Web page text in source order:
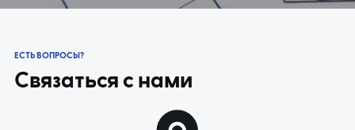
ЕСТЬ ВОПРОСЫ?
Связаться с нами